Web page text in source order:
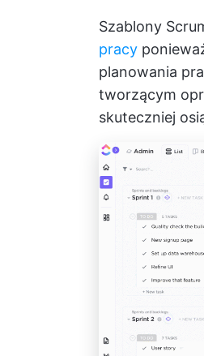
Szablony
pracy
planowania
tworzącym
skuteczniej